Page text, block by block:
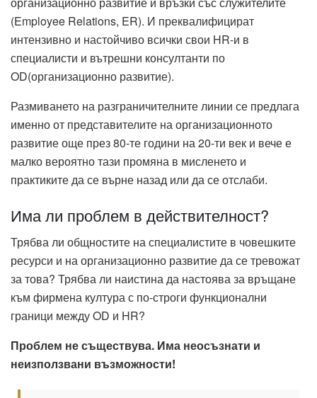
(Employee Relations, ER). И преквалифицират
интензивно и настойчиво всички свои HR-и в
специалисти и вътрешни консултанти по
OD(организационно развитие).
Размиването на разграничителните линии се предлага
именно от представителите на организационното
развитие още през 80-те години на 20-ти век и вече е
малко вероятно тази промяна в мисленето и
практиките да се върне назад или да се отслаби.
Има ли проблем в действителност?
Трябва ли общностите на специалистите в човешките
ресурси и на организационно развитие да се тревожат
за това? Трябва ли наистина да настоява за връщане
към фирмена култура с по-строги функционални
граници между OD и HR?
Проблем не съществува. Има неосъзнати и
неизползвани възможности!